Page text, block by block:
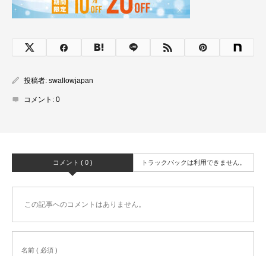
投稿者: swallowjapan
コメント: 0
コメント ( 0 ) トラックバックは利用できません。
この記事へのコメントはありません。
名前 ( 必須 )